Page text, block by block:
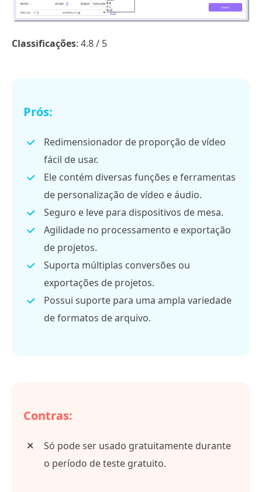
Classificações: 4.8 / 5
Prós:
Redimensionador de proporção de vídeo
fácil de usar.
Ele contém diversas funções e ferramentas
de personalização de vídeo e áudio.
Seguro e leve para dispositivos de mesa.
Agilidade no processamento e exportação
de projetos.
Suporta múltiplas conversões ou
exportações de projetos.
Possui suporte para uma ampla variedade
de formatos de arquivo.
Contras:
Só pode ser usado gratuitamente durante
o período de teste gratuito.